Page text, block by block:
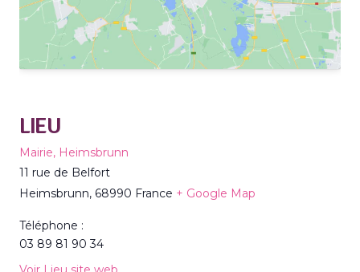
LIEU
Mairie, Heimsbrunn
11 rue de Belfort
Heimsbrunn, 68990 France + Google Map
Téléphone :
03 89 81 90 34